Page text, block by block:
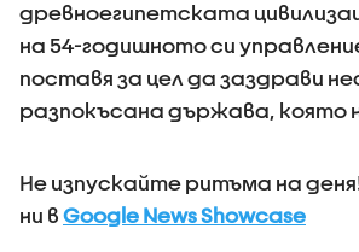
древноегипетската
на 54-годишното си
поставя за цел да заздрави
разпокъсана държава, която
Не изпускайте ритъма на
ни в Google News Showcase